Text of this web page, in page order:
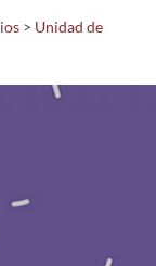
> Unidad de